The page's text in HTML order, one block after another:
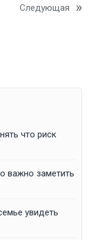
Следующая
что риск
важно заметить
увидеть